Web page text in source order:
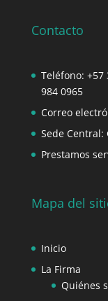
Contacto
Teléfono: +57
984 0965
Correo
Sede Central:
Prestamos
Mapa del
Inicio
La Firma
Quiénes